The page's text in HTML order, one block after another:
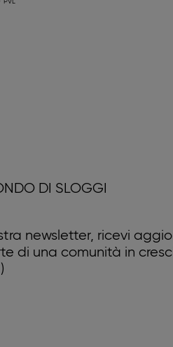
DI SLOGGI
newsletter, ricevi
di una comunità in